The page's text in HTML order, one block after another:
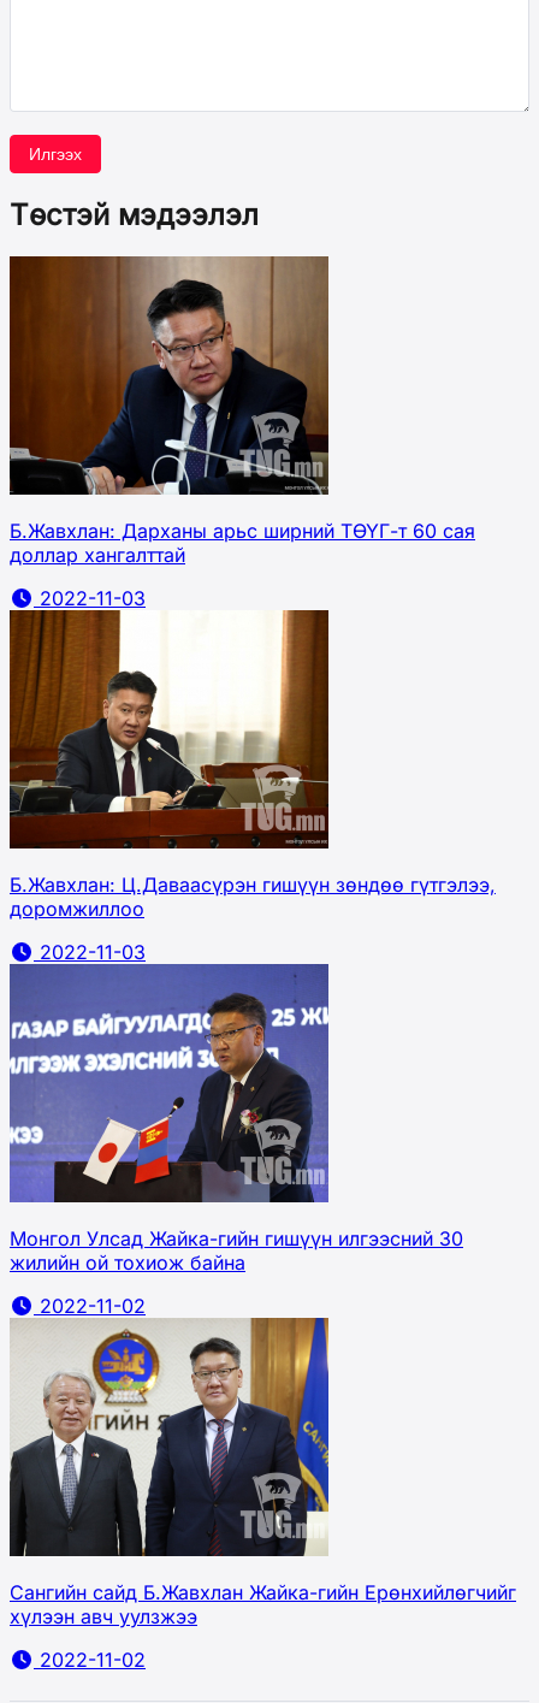
Илгээх
Төстэй мэдээлэл
Б.Жавхлан: Дарханы арьс ширний ТӨҮГ-т 60 сая
доллар хангалттай
2022-11-03
Б.Жавхлан: Ц.Даваасүрэн гишүүн зөндөө гүтгэлээ,
доромжиллоо
2022-11-03
Монгол Улсад Жайка-гийн гишүүн илгээсний 30
жилийн ой тохиож байна
2022-11-02
Сангийн сайд Б.Жавхлан Жайка-гийн Ерөнхийлөгчийг
хүлээн авч уулзжээ
2022-11-02